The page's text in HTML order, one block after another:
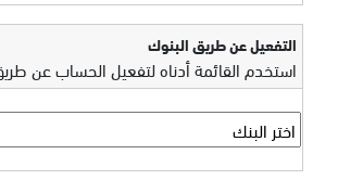
التفعيل عن طريق البنوك
استخدم القائمة أدناه لتفعيل الحساب عن